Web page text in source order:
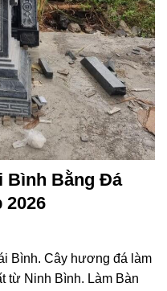
Bình Bằng Đá
2026
Bình. Cây hương đá làm
từ Ninh Bình. Làm Bàn